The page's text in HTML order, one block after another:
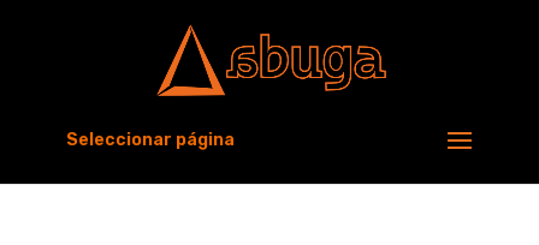
Seleccionar página